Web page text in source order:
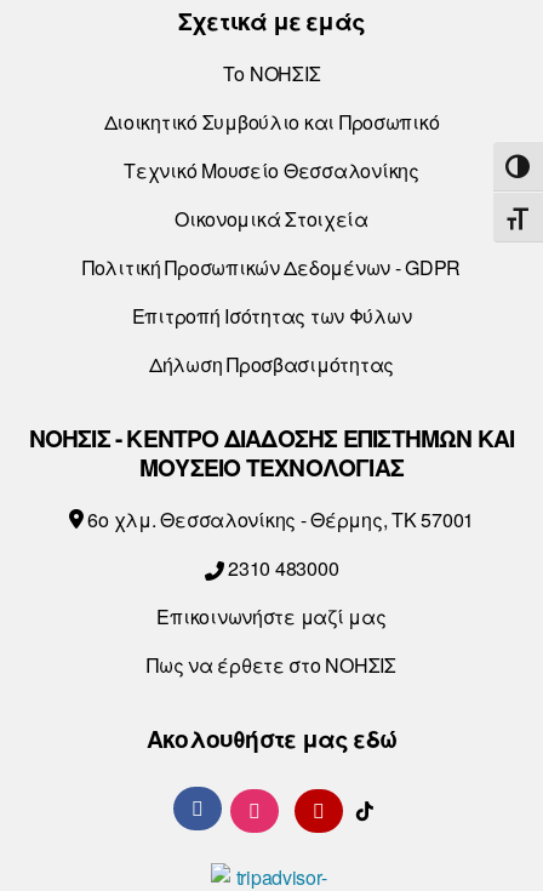
Σχετικά με εμάς
Το ΝΟΗΣΙΣ
Διοικητικό Συμβούλιο και Προσωπικό
Τεχνικό Μουσείο Θεσσαλονίκης
Οικονομικά Στοιχεία
Πολιτική Προσωπικών Δεδομένων - GDPR
Επιτροπή Ισότητας των Φύλων
Δήλωση Προσβασιμότητας
ΝΟΗΣΙΣ - ΚΕΝΤΡΟ ΔΙΑΔΟΣΗΣ ΕΠΙΣΤΗΜΩΝ ΚΑΙ
ΜΟΥΣΕΙΟ ΤΕΧΝΟΛΟΓΙΑΣ
6o χλμ. Θεσσαλονίκης - Θέρμης, ΤΚ 57001
2310 483000
Επικοινωνήστε μαζί μας
Πως να έρθετε στο ΝΟΗΣΙΣ
Ακολουθήστε μας εδώ